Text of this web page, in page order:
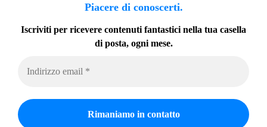
Piacere di conoscerti.
Iscriviti per ricevere contenuti fantastici nella tua casella
di posta, ogni mese.